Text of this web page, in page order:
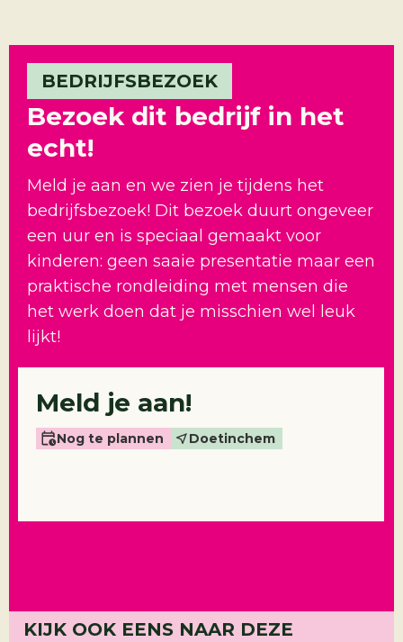
BEDRIJFSBEZOEK
Bezoek dit bedrijf in het
echt!
Meld je aan en we zien je tijdens het
bedrijfsbezoek! Dit bezoek duurt ongeveer
een uur en is speciaal gemaakt voor
kinderen: geen saaie presentatie maar een
praktische rondleiding met mensen die
het werk doen dat je misschien wel leuk
lijkt!
Meld je aan!
Nog te plannen Doetinchem
KIJK OOK EENS NAAR DEZE